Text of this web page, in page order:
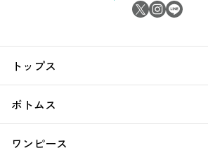
トップス
ボトムス
ワンピース